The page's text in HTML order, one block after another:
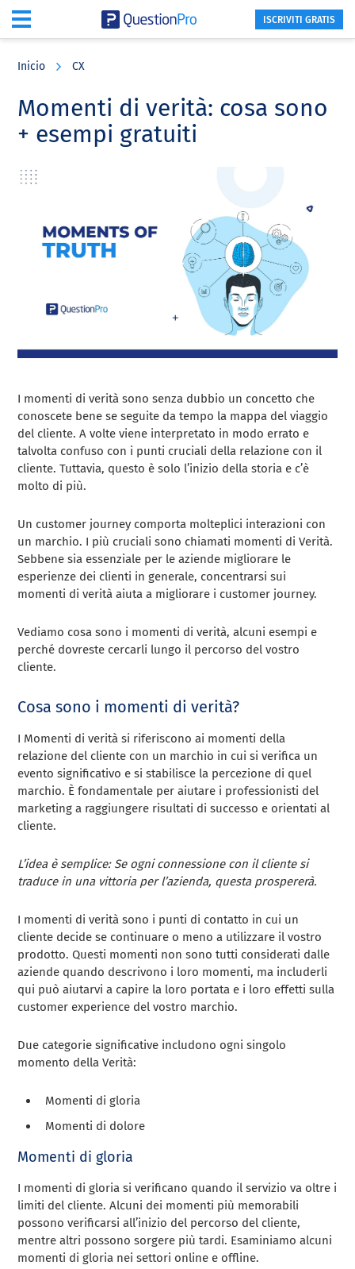
content
sidebar
ISCRIVITI GRATIS
Inicio CX
Momenti di verità: cosa sono
+ esempi gratuiti
I momenti di verità sono senza dubbio un concetto che
conoscete bene se seguite da tempo la mappa del viaggio
del cliente. A volte viene interpretato in modo errato e
talvolta confuso con i punti cruciali della relazione con il
cliente. Tuttavia, questo è solo l’inizio della storia e c’è
molto di più.
Un customer journey comporta molteplici interazioni con
un marchio. I più cruciali sono chiamati momenti di Verità.
Sebbene sia essenziale per le aziende migliorare le
esperienze dei clienti in generale, concentrarsi sui
momenti di verità aiuta a migliorare i customer journey.
Vediamo cosa sono i momenti di verità, alcuni esempi e
perché dovreste cercarli lungo il percorso del vostro
cliente.
Cosa sono i momenti di verità?
I Momenti di verità si riferiscono ai momenti della
relazione del cliente con un marchio in cui si verifica un
evento significativo e si stabilisce la percezione di quel
marchio. È fondamentale per aiutare i professionisti del
marketing a raggiungere risultati di successo e orientati al
cliente.
L’idea è semplice: Se ogni connessione con il cliente si
traduce in una vittoria per l’azienda, questa prospererà.
I momenti di verità sono i punti di contatto in cui un
cliente decide se continuare o meno a utilizzare il vostro
prodotto. Questi momenti non sono tutti considerati dalle
aziende quando descrivono i loro momenti, ma includerli
qui può aiutarvi a capire la loro portata e i loro effetti sulla
customer experience del vostro marchio.
Due categorie significative includono ogni singolo
momento della Verità:
Momenti di gloria
Momenti di dolore
Momenti di gloria
I momenti di gloria si verificano quando il servizio va oltre i
limiti del cliente. Alcuni dei momenti più memorabili
possono verificarsi all’inizio del percorso del cliente,
mentre altri possono sorgere più tardi. Esaminiamo alcuni
momenti di gloria nei settori online e offline.